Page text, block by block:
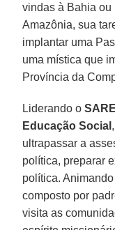
vindas à Bahia ou
Amazônia, sua
implantar uma
uma mística que
Província da
Liderando o
Educação Social
ultrapassar a
política, preparar
política.
composto por
visita as